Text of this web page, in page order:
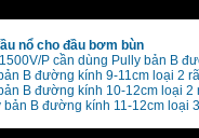
nổ cho đầu bơm bùn
P cần dùng Pully bản B
B đường kính 9-11cm loại 2
B đường kính 10-12cm loại 2
B đường kính 11-12cm loại